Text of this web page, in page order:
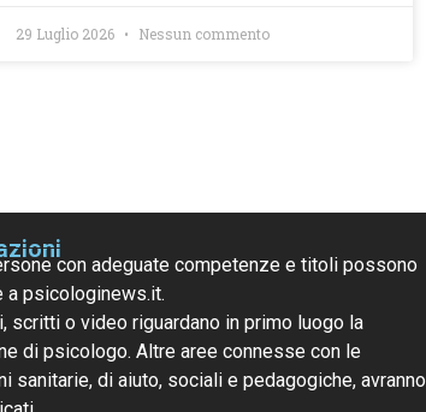
29 Luglio 2026 Nessun commento
con adeguate competenze e titoli possono
a psicologinews.it.
scritti o video riguardano in primo luogo la
di psicologo. Altre aree connesse con le
sanitarie, di aiuto, sociali e pedagogiche, avranno